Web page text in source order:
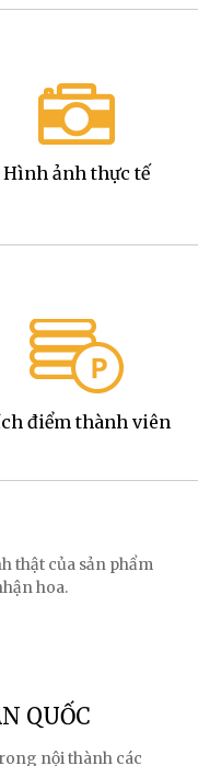
Hình ảnh thực tế
điểm thành viên
thật của sản phẩm
hoa.
QUỐC
nội thành các